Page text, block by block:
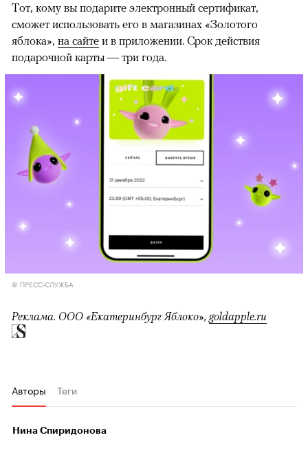
Тот, кому вы подарите электронный сертификат,
сможет использовать его в магазинах «Золотого
яблока», на сайте и в приложении. Срок действия
подарочной карты — три года.
© ПРЕСС-СЛУЖБА
Реклама. ООО «Екатеринбург Яблоко», goldapple.ru
Авторы Теги
Нина Спиридонова